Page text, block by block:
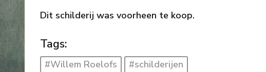
Dit schilderij was voorheen te koop.
Tags:
#Willem Roelofs
#schilderijen